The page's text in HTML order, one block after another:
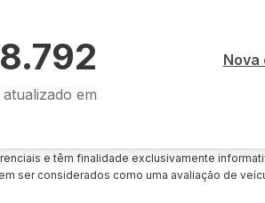
em
Nova
e têm finalidade exclusivamente
ser considerados como uma avaliação de